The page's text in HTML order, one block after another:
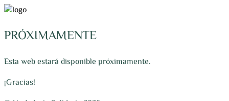
PRÓXIMAMENTE
Esta web estará disponible próximamente.
¡Gracias!